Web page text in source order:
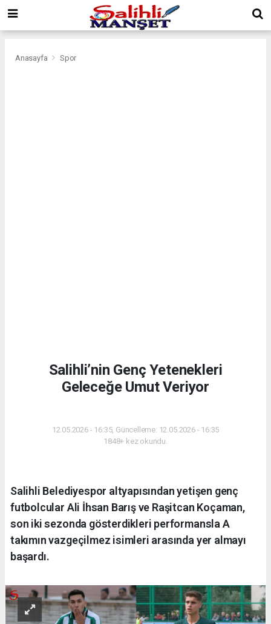
Anasayfa Spor
Salihli’nin Genç Yetenekleri
Geleceğe Umut Veriyor
12.05.2026 - 16:35, Güncelleme: 12.05.2026 - 16:35
1848+ kez okundu.
Salihli Belediyespor altyapısından yetişen genç
futbolcular Ali İhsan Barış ve Raşitcan Koçaman,
son iki sezonda gösterdikleri performansla A
takımın vazgeçilmez isimleri arasında yer almayı
başardı.